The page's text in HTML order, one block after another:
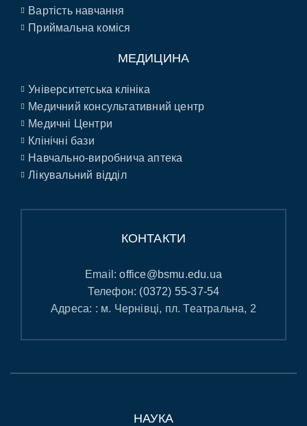
Вартість навчання
Приймальна коміся
МЕДИЦИНА
Університетська клініка
Медичний консультативний центр
Медичні Центри
Клінічні бази
Навчально-виробнича аптека
Лікувальний відділ
КОНТАКТИ
Email:office@bsmu.edu.ua
Телефон: (0372) 55-37-54
Адреса: : м. Чернівці, пл. Театральна, 2
НАУКА